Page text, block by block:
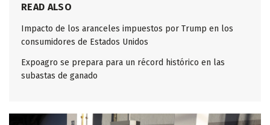
READ ALSO
Impacto de los aranceles impuestos por Trump en los
consumidores de Estados Unidos
Expoagro se prepara para un récord histórico en las
subastas de ganado